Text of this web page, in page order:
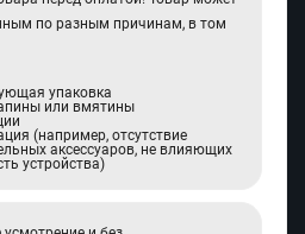
по разным причинам, в том
упаковка
или вмятины
(например, отсутствие
аксессуаров, не влияющих
устройства)